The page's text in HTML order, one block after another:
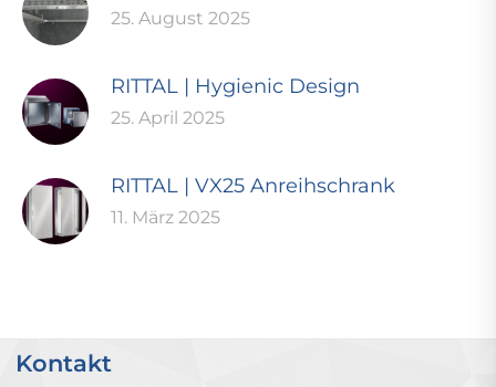
25. August 2025
RITTAL | Hygienic Design
25. April 2025
RITTAL | VX25 Anreihschrank
11. März 2025
Kontakt